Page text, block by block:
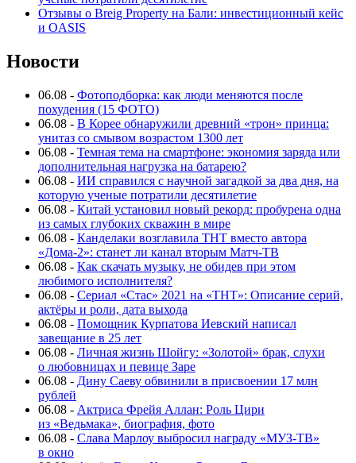
Отзывы о Breig Property на Бали: инвестиционный кейс
и OASIS
Новости
06.08 - Фотоподборка: как люди меняются после
похудения (15 ФОТО)
06.08 - В Корее обнаружили древний «трон» принца:
унитаз со смывом возрастом 1300 лет
06.08 - Темная тема на смартфоне: экономия заряда или
дополнительная нагрузка на батарею?
06.08 - ИИ справился с научной загадкой за два дня, на
которую ученые потратили десятилетие
06.08 - Китай установил новый рекорд: пробурена одна
из самых глубоких скважин в мире
06.08 - Канделаки возглавила ТНТ вместо автора
«Дома-2»: станет ли канал вторым Матч-ТВ
06.08 - Как скачать музыку, не обидев при этом
любимого исполнителя?
06.08 - Сериал «Стас» 2021 на «ТНТ»: Описание серий,
актёры и роли, дата выхода
06.08 - Помощник Курпатова Иевский написал
завещание в 25 лет
06.08 - Личная жизнь Шойгу: «Золотой» брак, слухи
о любовницах и певице Заре
06.08 - Дину Саеву обвинили в присвоении 17 млн
рублей
06.08 - Актриса Фрейя Аллан: Роль Цири
из «Ведьмака», биография, фото
06.08 - Слава Марлоу выбросил награду «МУЗ-ТВ»
в окно